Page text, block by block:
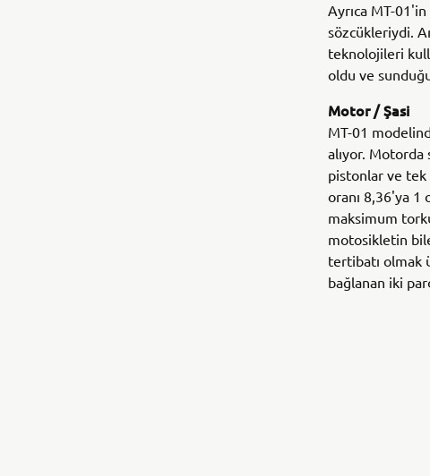
Ayrıca MT-
sözcükleriydi.
teknolojileri
oldu ve
Motor / Şasi
MT-01
alıyor. Motorda
pistonlar ve tek
oranı 8,36'ya 1
maksimum
motosikletin
tertibatı olmak
bağlanan iki